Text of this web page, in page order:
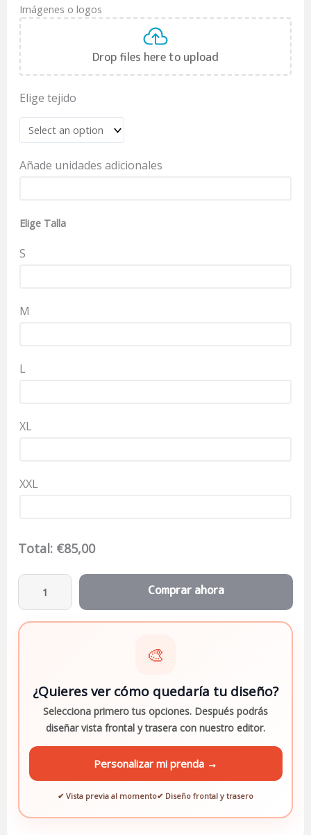
Imágenes o logos
Drop files here to upload
Elige tejido
Añade unidades adicionales
Elige Talla
S
M
L
XL
XXL
Total: €85,00
🎨
¿Quieres ver cómo quedaría tu diseño?
Selecciona primero tus opciones. Después podrás
diseñar vista frontal y trasera con nuestro editor.
Personalizar mi prenda →
✔ Vista previa al momento✔ Diseño frontal y trasero